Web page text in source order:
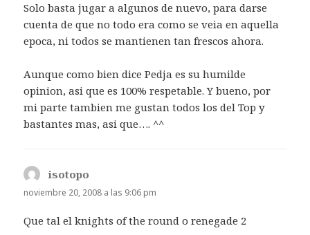
Solo basta jugar a algunos de nuevo, para darse
cuenta de que no todo era como se veia en aquella
epoca, ni todos se mantienen tan frescos ahora.
Aunque como bien dice Pedja es su humilde
opinion, asi que es 100% respetable. Y bueno, por
mi parte tambien me gustan todos los del Top y
bastantes mas, asi que…. ^^
isotopo
noviembre 20, 2008 a las 9:06 pm
Que tal el knights of the round o renegade 2